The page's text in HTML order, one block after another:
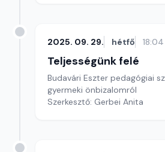
2025. 09. 29. hétfő 18:04
Teljességünk felé
Budavári Eszter pedagógiai
gyermeki önbizalomról
Szerkesztő: Gerbei Anita